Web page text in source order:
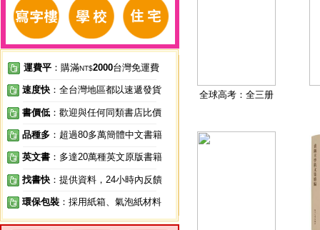
運費平 ：購滿NT$2000台灣免運費
速度快 ：全台灣地區都以速遞發貨
書價低 ：歡迎與任何同類書店比價
品種多 ：超過80多萬簡體中文書籍
英文書 ：多達20萬種英文原版書籍
找書快 ：提供資料，24小時內反饋
環保包裝 ：採用紙箱、氣泡紙材料
全球高考：全三册